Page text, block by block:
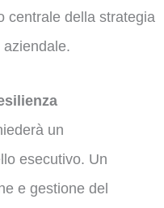
centrale della strategia
un
esecutivo. Un
e gestione del